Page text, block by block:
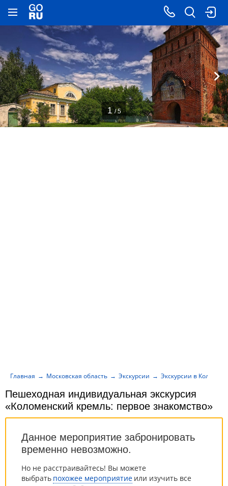
Данное мероприятие забронировать
временно невозможно.
Но не расстраивайтесь! Вы можете
выбрать похожее мероприятие или изучить все
Пешеходная индивидуальная экскурсия
«Коломенский кремль: первое знакомство»
Главная Московская область Экскурсии Экскурсии в
1 / 5